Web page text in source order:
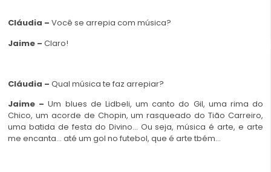
Cláudia – Você se arrepia com música?
Jaime – Claro!
Cláudia – Qual música te faz arrepiar?
Jaime –Um blues de Lidbeli, um canto do Gil, uma rima do
Chico, um acorde de Chopin, um rasqueado do Tião Carreiro,
uma batida de festa do Divino… Ou seja, música é arte, e arte
me encanta… até um gol no futebol, que é arte tbém…